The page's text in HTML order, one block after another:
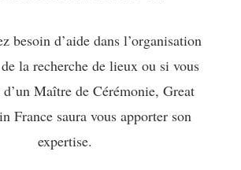
besoin d’aide dans l’organisation
la recherche de lieux ou si vous
d’un Maître de Cérémonie, Great
France saura vous apporter son
expertise.